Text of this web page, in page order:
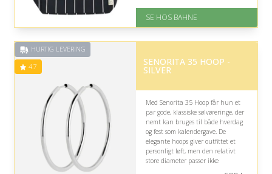
Gratis fragt
på 4.3 ud af 5
SE HOS BAHNE
HURTIG LEVERING
4.7 SENORITA 35 HOOP -
SILVER
Med Senorita 35 Hoop får hun et
par gode, klassiske sølvøreringe, der
nemt kan bruges til både hverdag
og fest som kalendergave. De
elegante hoops giver outfittet et
personligt løft, men den relativt
store diameter passer ikke